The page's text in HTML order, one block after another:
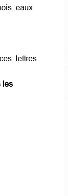
eaux
lettres
les